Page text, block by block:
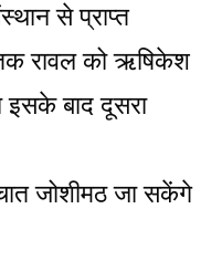
से प्राप्त
रावल को ऋषिकेश
इसके बाद दूसरा
जोशीमठ जा सकेंगे